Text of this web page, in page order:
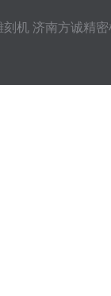
刻机 济南方诚精密